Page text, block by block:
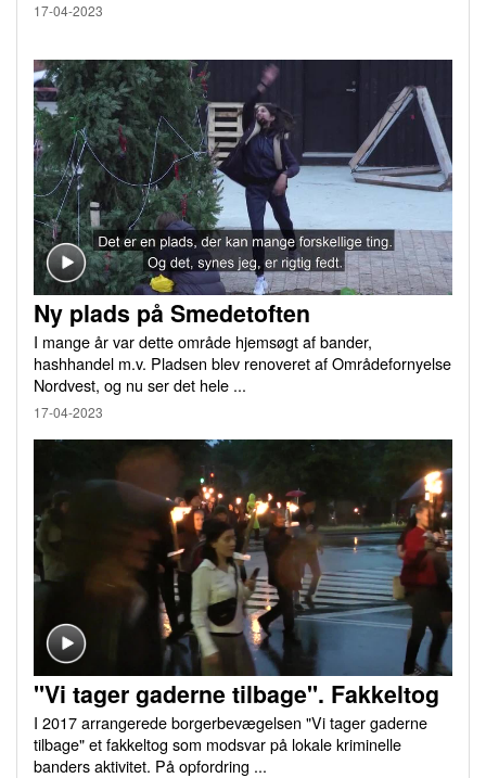
17-04-2023
Ny plads på Smedetoften
I mange år var dette område hjemsøgt af bander,
hashhandel m.v. Pladsen blev renoveret af Områdefornyelse
Nordvest, og nu ser det hele ...
17-04-2023
"Vi tager gaderne tilbage". Fakkeltog
I 2017 arrangerede borgerbevægelsen "Vi tager gaderne
tilbage" et fakkeltog som modsvar på lokale kriminelle
banders aktivitet. På opfordring ...